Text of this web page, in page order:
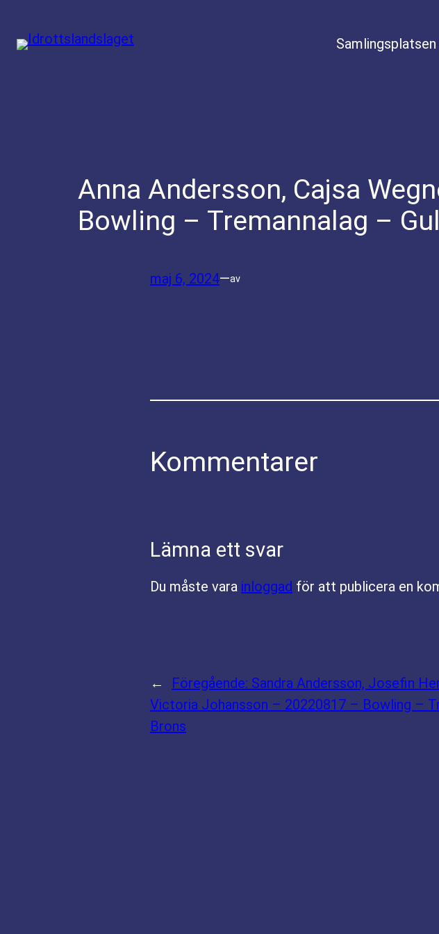
till
Anna Andersson, Cajsa
Bowling – Tremannalag –
maj 6, 2024—av
Kommentarer
Lämna ett svar
Du måste vara inloggad för att publicera en
← Föregående: Sandra Andersson, Josefin
Victoria Johansson – 20220817 – Bowling –
Brons